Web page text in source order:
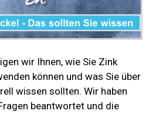
wir Ihnen, wie Sie Zink
können und was Sie über
wissen sollten. Wir haben
beantwortet und die